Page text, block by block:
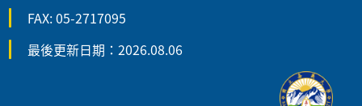
FAX: 05-2717095
最後更新日期：2026.08.06